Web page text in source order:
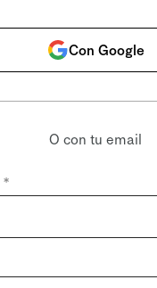
Con Google
O con tu email
*